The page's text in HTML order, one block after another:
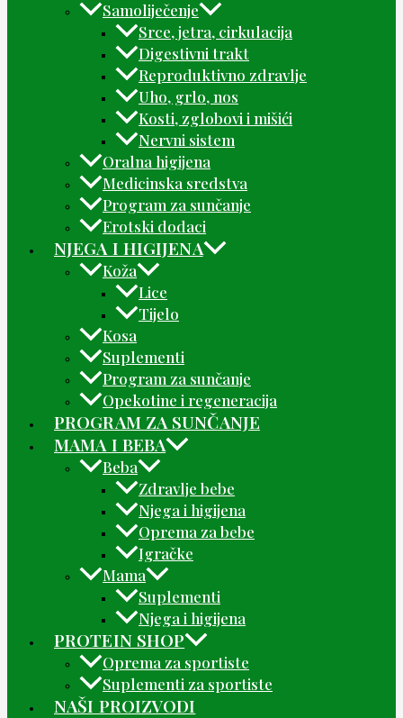
Samoliječenje
Srce, jetra, cirkulacija
Digestivni trakt
Reproduktivno zdravlje
Uho, grlo, nos
Kosti, zglobovi i mišići
Nervni sistem
Oralna higijena
Medicinska sredstva
Program za sunčanje
Erotski dodaci
NJEGA I HIGIJENA
Koža
Lice
Tijelo
Kosa
Suplementi
Program za sunčanje
Opekotine i regeneracija
PROGRAM ZA SUNČANJE
MAMA I BEBA
Beba
Zdravlje bebe
Njega i higijena
Oprema za bebe
Igračke
Mama
Suplementi
Njega i higijena
PROTEIN SHOP
Oprema za sportiste
Suplementi za sportiste
NAŠI PROIZVODI